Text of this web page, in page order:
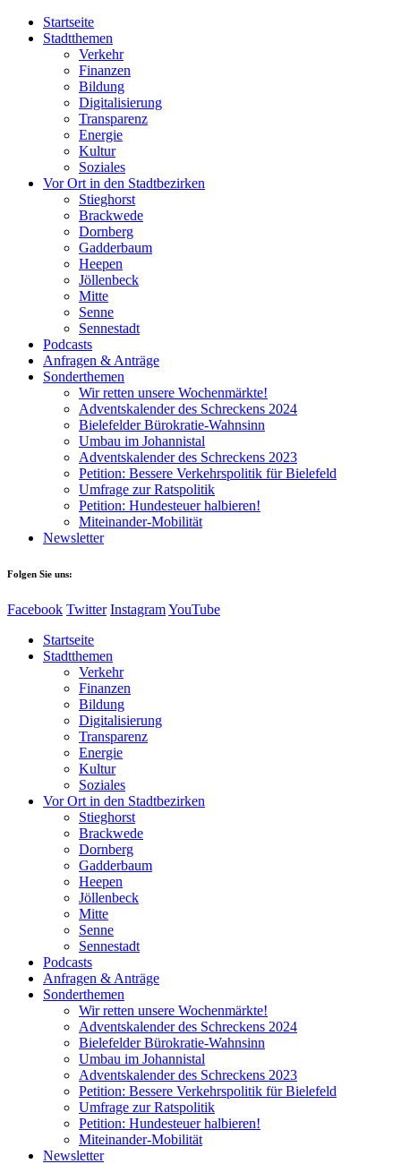
Startseite
Stadtthemen
Verkehr
Finanzen
Bildung
Digitalisierung
Transparenz
Energie
Kultur
Soziales
Vor Ort in den Stadtbezirken
Stieghorst
Brackwede
Dornberg
Gadderbaum
Heepen
Jöllenbeck
Mitte
Senne
Sennestadt
Podcasts
Anfragen & Anträge
Sonderthemen
Wir retten unsere Wochenmärkte!
Adventskalender des Schreckens 2024
Bielefelder Bürokratie-Wahnsinn
Umbau im Johannistal
Adventskalender des Schreckens 2023
Petition: Bessere Verkehrspolitik für Bielefeld​​
Umfrage zur Ratspolitik
Petition: Hundesteuer halbieren!
Miteinander-Mobilität
Newsletter
Folgen Sie uns:
Facebook Twitter InstagramYouTube
Startseite
Stadtthemen
Verkehr
Finanzen
Bildung
Digitalisierung
Transparenz
Energie
Kultur
Soziales
Vor Ort in den Stadtbezirken
Stieghorst
Brackwede
Dornberg
Gadderbaum
Heepen
Jöllenbeck
Mitte
Senne
Sennestadt
Podcasts
Anfragen & Anträge
Sonderthemen
Wir retten unsere Wochenmärkte!
Adventskalender des Schreckens 2024
Bielefelder Bürokratie-Wahnsinn
Umbau im Johannistal
Adventskalender des Schreckens 2023
Petition: Bessere Verkehrspolitik für Bielefeld​​
Umfrage zur Ratspolitik
Petition: Hundesteuer halbieren!
Miteinander-Mobilität
Newsletter